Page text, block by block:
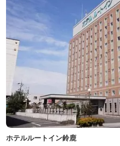
ホテルルートイン鈴鹿